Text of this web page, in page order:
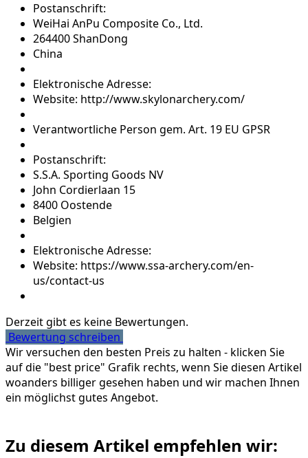
Postanschrift:
WeiHai AnPu Composite Co., Ltd.
264400 ShanDong
China
Elektronische Adresse:
Website: http://www.skylonarchery.com/
Verantwortliche Person gem. Art. 19 EU GPSR
Postanschrift:
S.S.A. Sporting Goods NV
John Cordierlaan 15
8400 Oostende
Belgien
Elektronische Adresse:
Website: https://www.ssa-archery.com/en-
us/contact-us
Derzeit gibt es keine Bewertungen.
Bewertung schreiben
Wir versuchen den besten Preis zu halten - klicken Sie
auf die "best price" Grafik rechts, wenn Sie diesen Artikel
woanders billiger gesehen haben und wir machen Ihnen
ein möglichst gutes Angebot.
Zu diesem Artikel empfehlen wir: